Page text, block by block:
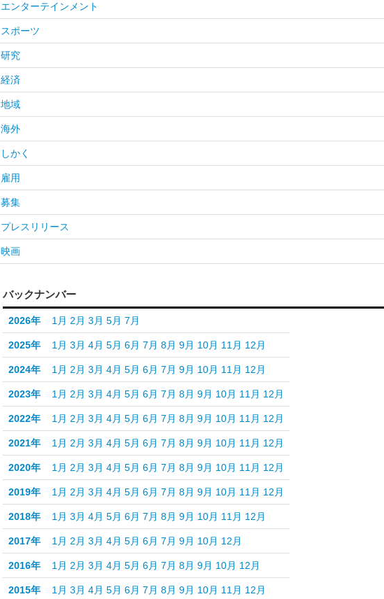
エンターテインメント
スポーツ
研究
経済
地域
海外
しかく
雇用
募集
プレスリリース
映画
バックナンバー
2026年 1月 2月 3月 5月 7月
2025年 1月 3月 4月 5月 6月 7月 8月 9月 10月 11月 12月
2024年 1月 2月 3月 4月 5月 6月 7月 9月 10月 11月 12月
2023年 1月 2月 3月 4月 5月 6月 7月 8月 9月 10月 11月 12月
2022年 1月 2月 3月 4月 5月 6月 7月 8月 9月 10月 11月 12月
2021年 1月 2月 3月 4月 5月 6月 7月 8月 9月 10月 11月 12月
2020年 1月 2月 3月 4月 5月 6月 7月 8月 9月 10月 11月 12月
2019年 1月 2月 3月 4月 5月 6月 7月 8月 9月 10月 11月 12月
2018年 1月 3月 4月 5月 6月 7月 8月 9月 10月 11月 12月
2017年 1月 2月 3月 4月 5月 6月 7月 9月 10月 12月
2016年 1月 2月 3月 4月 5月 6月 7月 8月 9月 10月 12月
2015年 1月 3月 4月 5月 6月 7月 8月 9月 10月 11月 12月